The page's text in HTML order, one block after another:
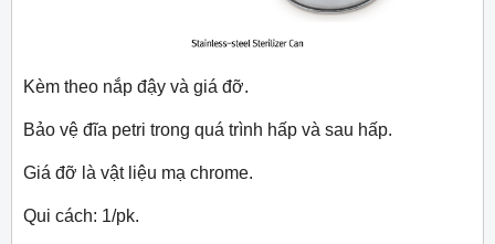
Kèm theo nắp đậy và giá đỡ.
Bảo vệ đĩa petri trong quá trình hấp và sau hấp.
Giá đỡ là vật liệu mạ chrome.
Qui cách: 1/pk.